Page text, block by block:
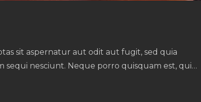
sit aspernatur aut odit aut fugit, sed quia
nesciunt. Neque porro quisquam est, qui…